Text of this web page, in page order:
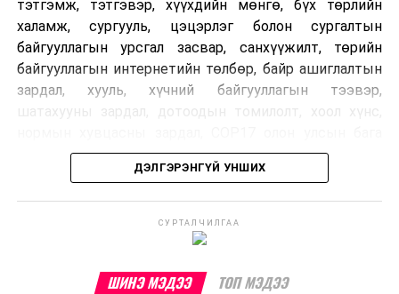
тэтгэмж, тэтгэвэр, хүүхдийн мөнгө, бүх төрлийн
халамж, сургууль, цэцэрлэг болон сургалтын
байгууллагын урсгал засвар, санхүүжилт, төрийн
байгууллагын интернетийн төлбөр, байр ашиглалтын
зардал, хууль, хүчний байгууллагын тээвэр,
хурлын зардал, Засгийн газрын өр, орон нутгийн нөөц
хөрөнгийн санхүүжилтийг хэвийн үргэлжлүүлэхээр
шийдвэрлэжээ.
Харин дараах зардлыг хязгаарлахаар болсон байна.
ДЭЛГЭРЭНГҮЙ УНШИХ
СУРТАЛЧИЛГАА
ШИНЭ МЭДЭЭ ТОП МЭДЭЭ